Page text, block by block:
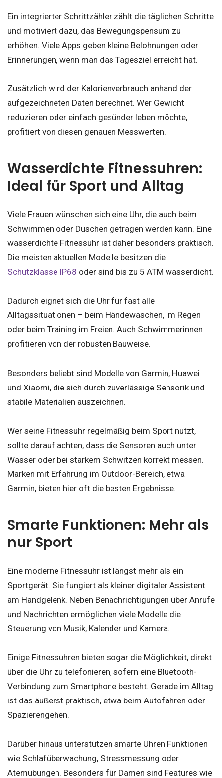
Ein integrierter Schrittzähler zählt die täglichen Schritte
und motiviert dazu, das Bewegungspensum zu
erhöhen. Viele Apps geben kleine Belohnungen oder
Erinnerungen, wenn man das Tagesziel erreicht hat.
Zusätzlich wird der Kalorienverbrauch anhand der
aufgezeichneten Daten berechnet. Wer Gewicht
reduzieren oder einfach gesünder leben möchte,
profitiert von diesen genauen Messwerten.
Wasserdichte Fitnessuhren:
Ideal für Sport und Alltag
Viele Frauen wünschen sich eine Uhr, die auch beim
Schwimmen oder Duschen getragen werden kann. Eine
wasserdichte Fitnessuhr ist daher besonders praktisch.
Die meisten aktuellen Modelle besitzen die
Schutzklasse IP68 oder sind bis zu 5 ATM wasserdicht.
Dadurch eignet sich die Uhr für fast alle
Alltagssituationen – beim Händewaschen, im Regen
oder beim Training im Freien. Auch Schwimmerinnen
profitieren von der robusten Bauweise.
Besonders beliebt sind Modelle von Garmin, Huawei
und Xiaomi, die sich durch zuverlässige Sensorik und
stabile Materialien auszeichnen.
Wer seine Fitnessuhr regelmäßig beim Sport nutzt,
sollte darauf achten, dass die Sensoren auch unter
Wasser oder bei starkem Schwitzen korrekt messen.
Marken mit Erfahrung im Outdoor-Bereich, etwa
Garmin, bieten hier oft die besten Ergebnisse.
Smarte Funktionen: Mehr als
nur Sport
Eine moderne Fitnessuhr ist längst mehr als ein
Sportgerät. Sie fungiert als kleiner digitaler Assistent
am Handgelenk. Neben Benachrichtigungen über Anrufe
und Nachrichten ermöglichen viele Modelle die
Steuerung von Musik, Kalender und Kamera.
Einige Fitnessuhren bieten sogar die Möglichkeit, direkt
über die Uhr zu telefonieren, sofern eine Bluetooth-
Verbindung zum Smartphone besteht. Gerade im Alltag
ist das äußerst praktisch, etwa beim Autofahren oder
Spazierengehen.
Darüber hinaus unterstützen smarte Uhren Funktionen
wie Schlafüberwachung, Stressmessung oder
Atemübungen. Besonders für Damen sind Features wie